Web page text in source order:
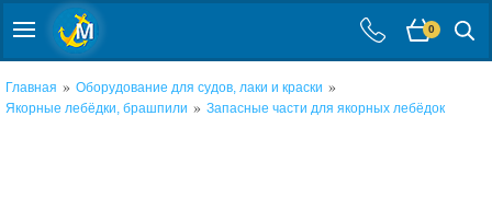
0
Главная » Оборудование для судов, лаки и краски »
Якорные лебёдки, брашпили » Запасные части для якорных лебёдок